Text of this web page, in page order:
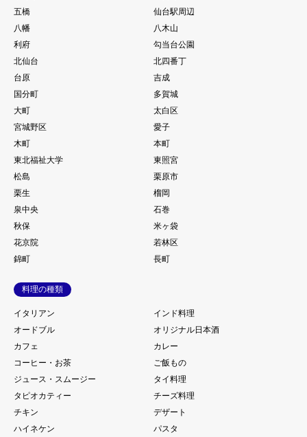
五橋
仙台駅周辺
八幡
八木山
利府
勾当台公園
北仙台
北四番丁
台原
吉成
国分町
多賀城
大町
太白区
宮城野区
愛子
木町
本町
東北福祉大学
東照宮
松島
栗原市
栗生
榴岡
泉中央
石巻
秋保
米ヶ袋
花京院
若林区
錦町
長町
料理の種類
イタリアン
インド料理
オードブル
オリジナル日本酒
カフェ
カレー
コーヒー・お茶
ご飯もの
ジュース・スムージー
タイ料理
タピオカティー
チーズ料理
チキン
デザート
ハイネケン
パスタ